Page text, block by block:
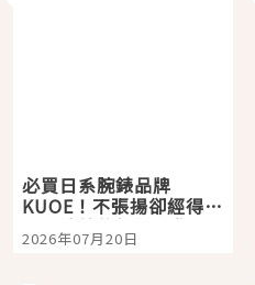
必買日系腕錶品牌
KUOE！不張揚卻經得起
時間洗鍊的經典之作五
選
2026年07月20日